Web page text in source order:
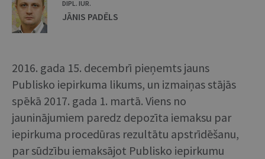
DIPL. IUR.
JĀNIS PADĒLS
2016. gada 15. decembrī pieņemts jauns
Publisko iepirkuma likums, un izmaiņas stājās
spēkā 2017. gada 1. martā. Viens no
jauninājumiem paredz depozīta iemaksu par
iepirkuma procedūras rezultātu apstrīdēšanu,
par sūdzību iemaksājot Publisko iepirkumu